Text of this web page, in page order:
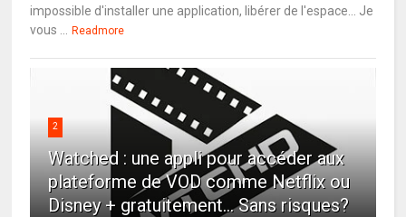
impossible d'installer une application, libérer de l'espace... Je
vous ...
Readmore
2
Watched : une appli pour accéder aux
plateforme de VOD comme Netflix ou
Disney + gratuitement... Sans risques?